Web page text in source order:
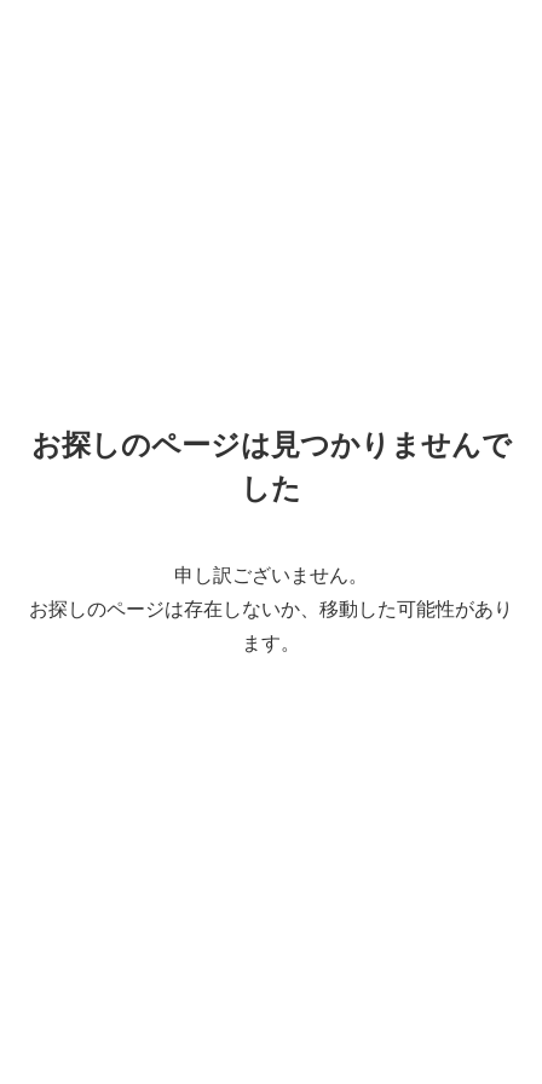
お探しのページは見つかりませんで
した
申し訳ございません。
お探しのページは存在しないか、移動した可能性があり
ます。